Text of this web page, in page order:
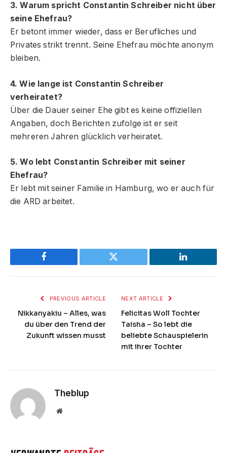
3. Warum spricht Constantin Schreiber nicht über
seine Ehefrau?
Er betont immer wieder, dass er Berufliches und
Privates strikt trennt. Seine Ehefrau möchte anonym
bleiben.
4. Wie lange ist Constantin Schreiber
verheiratet?
Über die Dauer seiner Ehe gibt es keine offiziellen
Angaben, doch Berichten zufolge ist er seit
mehreren Jahren glücklich verheiratet.
5. Wo lebt Constantin Schreiber mit seiner
Ehefrau?
Er lebt mit seiner Familie in Hamburg, wo er auch für
die ARD arbeitet.
Facebook Twitter LinkedIn
PREVIOUS ARTICLE
Nikkanyakiu – Alles, was
du über den Trend der
Zukunft wissen musst
NEXT ARTICLE
Felicitas Woll Tochter
Taisha – So lebt die
beliebte Schauspielerin
mit ihrer Tochter
Theblup
Website